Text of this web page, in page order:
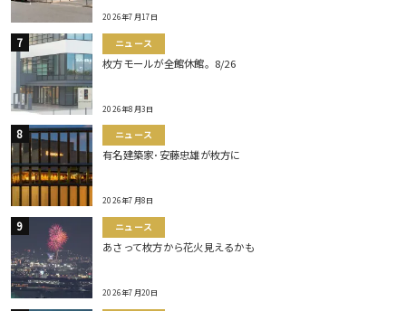
2026年7月17日
ニュース
枚方モールが全館休館。8/26
2026年8月3日
ニュース
有名建築家･安藤忠雄が枚方に
2026年7月8日
ニュース
あさって枚方から花火見えるかも
2026年7月20日